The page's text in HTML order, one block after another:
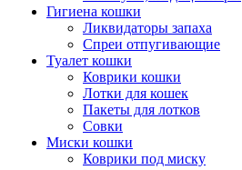
Гигиена кошки
Ликвидаторы запаха
Спреи отпугивающие
Туалет кошки
Коврики кошки
Лотки для кошек
Пакеты для лотков
Совки
Миски кошки
Коврики под миску